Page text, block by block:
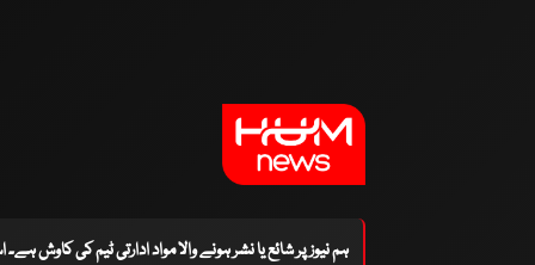
ہم نیوز پر شائع یا نشر ہونے والا مواد ادارتی ٹیم کی کاوش